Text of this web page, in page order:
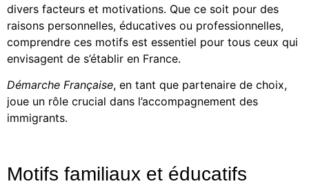
divers facteurs et motivations. Que ce soit pour des
raisons personnelles, éducatives ou professionnelles,
comprendre ces motifs est essentiel pour tous ceux qui
envisagent de s’établir en France.
Démarche Française, en tant que partenaire de choix,
joue un rôle crucial dans l’accompagnement des
immigrants.
Motifs familiaux et éducatifs